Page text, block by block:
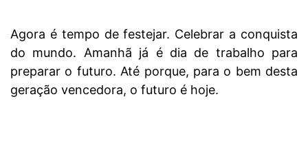
Agora é tempo de festejar. Celebrar a conquista
do mundo. Amanhã já é dia de trabalho para
preparar o futuro. Até porque, para o bem desta
geração vencedora, o futuro é hoje.